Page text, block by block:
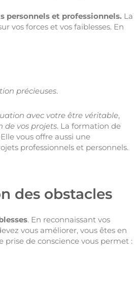
personnels et professionnels. La
vos forces et vos faiblesses. En
précieuses.
avec votre être véritable,
de vos projets. La formation de
vous offre aussi une
professionnels et personnels.
des obstacles
. En reconnaissant vos
vous améliorer, vous êtes en
de conscience vous permet :